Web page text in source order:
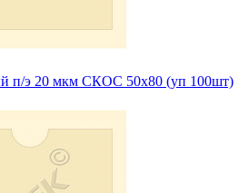
п/э 20 мкм СКОС 50х80 (уп 100шт)